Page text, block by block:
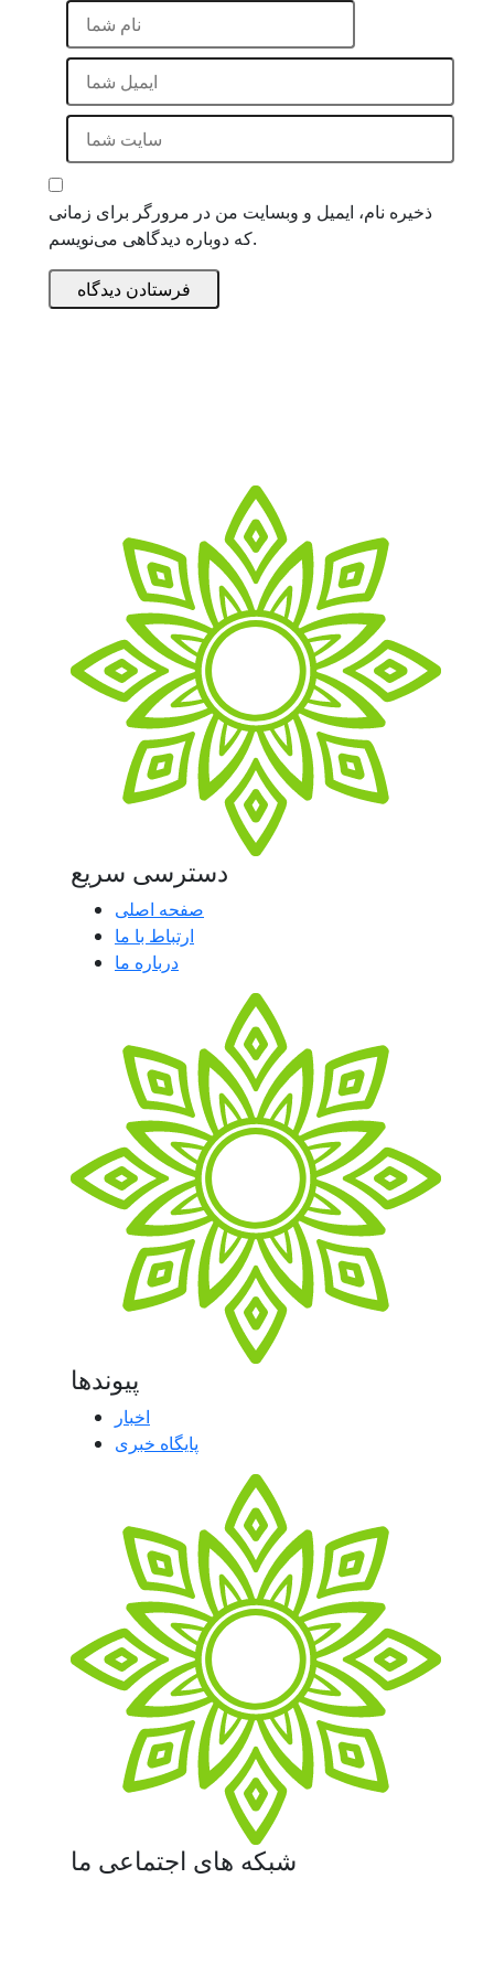
ذخیره نام، ایمیل و وبسایت من در مرورگر برای زمانی
که دوباره دیدگاهی می‌نویسم.
دسترسی سریع
صفحه اصلی
ارتباط با ما
درباره ما
پیوندها
اخبار
پایگاه خبری
شبکه های اجتماعی ما